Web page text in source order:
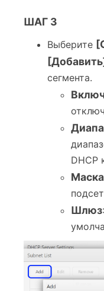
ШАГ 3
Выберите
сегмента.
DHCP
Шлюз